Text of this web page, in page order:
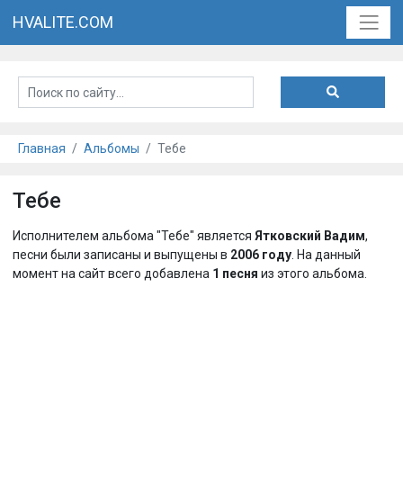
HVALITE.COM
Главная Альбомы Тебе
Тебе
Исполнителем альбома "Тебе" является Ятковский Вадим,
песни были записаны и выпущены в 2006 году . На данный
момент на сайт всего добавлена 1 песня из этого альбома.